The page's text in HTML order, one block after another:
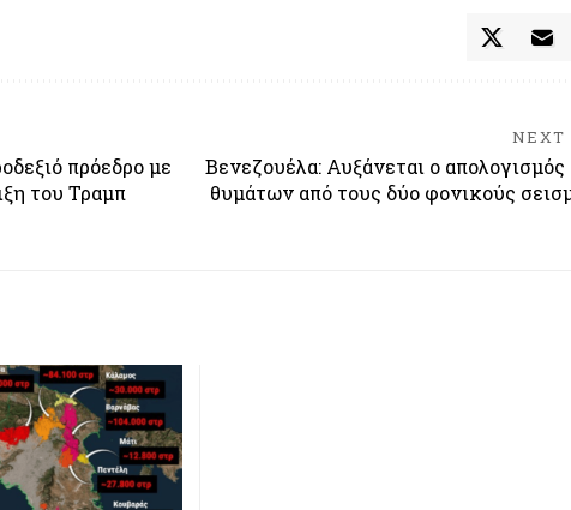
πρόεδρο με
του Τραμπ
NEXT
Βενεζουέλα: Αυξάνεται ο
θυμάτων από τους δύο φονικούς